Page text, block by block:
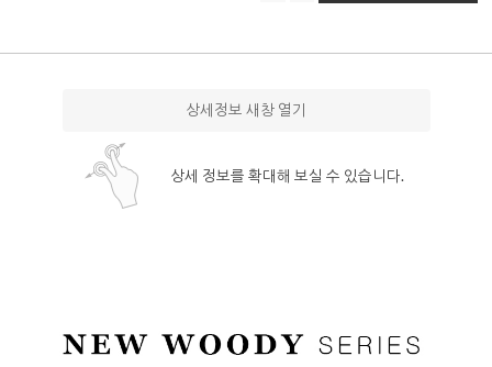
상세정보 새창 열기
상세 정보를 확대해 보실 수 있습니다.